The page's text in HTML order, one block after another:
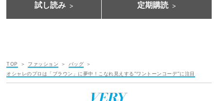
試し読み 定期購読
TOP ファッション
バッグ
オシャレのプロは「ブラウン」に夢中！こなれ見えする“ワントーンコーデ”に注目